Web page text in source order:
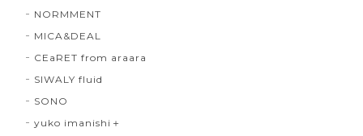
NORMMENT
MICA&DEAL
CEaRET from araara
SIWALY fluid
SONO
yuko imanishi＋